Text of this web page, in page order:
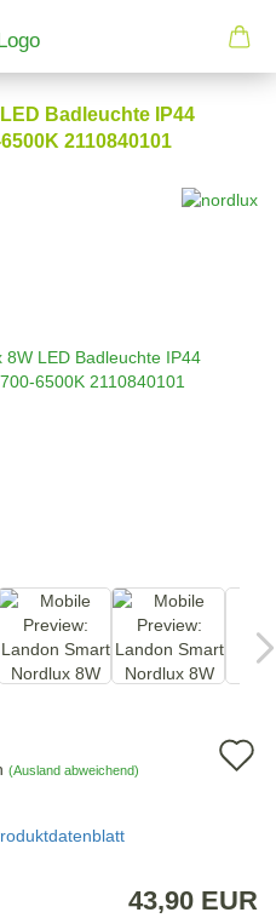
Badleuchte IP44
2110840101
(Ausland abweichend)
43,90 EUR